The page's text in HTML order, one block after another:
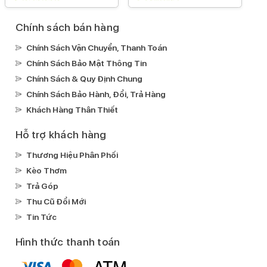
Kháng nước, bụi:
IP68
Ghi âm mặc định
Xem phim:
H.264(MPEG4-AVC)ProResHEVC
Nghe nhạc:
SIM:
1 Nano SIM & 1 eSIM
Wi-Fi MIMO Wi-Fi 802.11 a/b/g/n/ac/ax
Chính sách bán hàng
Chính Sách Vận Chuyển, Thanh Toán
Chính Sách Bảo Mật Thông Tin
Chính Sách & Quy Định Chung
Chính Sách Bảo Hành, Đổi, Trả Hàng
Khách Hàng Thân Thiết
Hỗ trợ khách hàng
Thương Hiệu Phân Phối
Kèo Thơm
Trả Góp
Thu Cũ Đổi Mới
Tin Tức
Hình thức thanh toán